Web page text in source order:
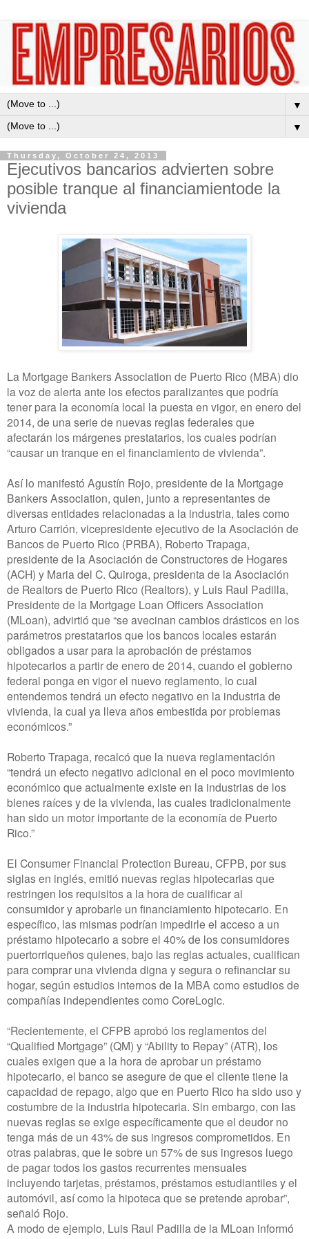
▼
▼
Thursday, October 24, 2013
Ejecutivos bancarios advierten sobre
posible tranque al financiamientode la
vivienda
La Mortgage Bankers Association de Puerto Rico (MBA) dio
la voz de alerta ante los efectos paralizantes que podría
tener para la economía local la puesta en vigor, en enero del
2014, de una serie de nuevas reglas federales que
afectarán los márgenes prestatarios, los cuales podrían
“causar un tranque en el financiamiento de vivienda”.
Así lo manifestó Agustín Rojo, presidente de la Mortgage
Bankers Association, quien, junto a representantes de
diversas entidades relacionadas a la industria, tales como
Arturo Carrión, vicepresidente ejecutivo de la Asociación de
Bancos de Puerto Rico (PRBA), Roberto Trapaga,
presidente de la Asociación de Constructores de Hogares
(ACH) y Maria del C. Quiroga, presidenta de la Asociación
de Realtors de Puerto Rico (Realtors), y Luis Raul Padilla,
Presidente de la Mortgage Loan Officers Association
(MLoan), advirtió que “se avecinan cambios drásticos en los
parámetros prestatarios que los bancos locales estarán
obligados a usar para la aprobación de préstamos
hipotecarios a partir de enero de 2014, cuando el gobierno
federal ponga en vigor el nuevo reglamento, lo cual
entendemos tendrá un efecto negativo en la industria de
vivienda, la cual ya lleva años embestida por problemas
económicos.”
Roberto Trapaga, recalcó que la nueva reglamentación
“tendrá un efecto negativo adicional en el poco movimiento
económico que actualmente existe en la industrias de los
bienes raíces y de la vivienda, las cuales tradicionalmente
han sido un motor importante de la economía de Puerto
Rico.”
El Consumer Financial Protection Bureau, CFPB, por sus
siglas en inglés, emitió nuevas reglas hipotecarias que
restringen los requisitos a la hora de cualificar al
consumidor y aprobarle un financiamiento hipotecario. En
específico, las mismas podrían impedirle el acceso a un
préstamo hipotecario a sobre el 40% de los consumidores
puertorriqueños quienes, bajo las reglas actuales, cualifican
para comprar una vivienda digna y segura o refinanciar su
hogar, según estudios internos de la MBA como estudios de
compañías independientes como CoreLogic.
“Recientemente, el CFPB aprobó los reglamentos del
“Qualified Mortgage” (QM) y “Ability to Repay” (ATR), los
cuales exigen que a la hora de aprobar un préstamo
hipotecario, el banco se asegure de que el cliente tiene la
capacidad de repago, algo que en Puerto Rico ha sido uso y
costumbre de la industria hipotecaria. Sin embargo, con las
nuevas reglas se exige específicamente que el deudor no
tenga más de un 43% de sus ingresos comprometidos. En
otras palabras, que le sobre un 57% de sus ingresos luego
de pagar todos los gastos recurrentes mensuales
incluyendo tarjetas, préstamos, préstamos estudiantiles y el
automóvil, así como la hipoteca que se pretende aprobar”,
señaló Rojo.
A modo de ejemplo, Luis Raul Padilla de la MLoan informó